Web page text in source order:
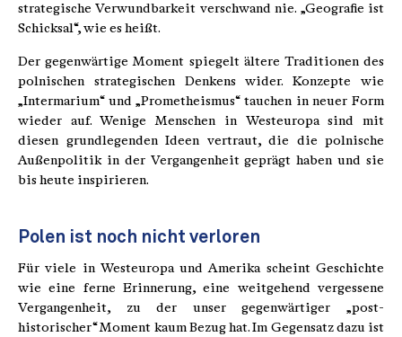
strategische Verwundbarkeit verschwand nie. „Geografie ist
Schicksal“, wie es heißt.
Der gegenwärtige Moment spiegelt ältere Traditionen des
polnischen strategischen Denkens wider. Konzepte wie
„Intermarium“ und „Prometheismus“ tauchen in neuer Form
wieder auf. Wenige Menschen in Westeuropa sind mit
diesen grundlegenden Ideen vertraut, die die polnische
Außenpolitik in der Vergangenheit geprägt haben und sie
bis heute inspirieren.
Polen ist noch nicht verloren
Für viele in Westeuropa und Amerika scheint Geschichte
wie eine ferne Erinnerung, eine weitgehend vergessene
Vergangenheit, zu der unser gegenwärtiger „post-
historischer“ Moment kaum Bezug hat. Im Gegensatz dazu ist